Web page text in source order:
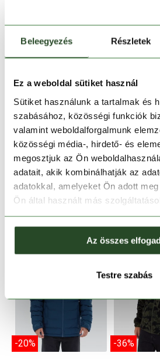
Beleegyezés Részletek
Ez a weboldal sütiket használ
Sütiket használunk a tartalmak és
szabásához, közösségi funkciók
valamint weboldalforgalmunk
közösségi média-, hirdető- és
megosztjuk az Ön
adatait, akik kombinálhatják az
adatokkal, amelyeket Ön adott
Ön által használt más
Az összes
Testre szabás
TERMÉKLEÍRÁS
TERMÉK RÉSZLETEK
30 napos visszaküldés
1-2 munkanapos szállítás
HOZZÁ AJÁNLJUK
-20% -36%